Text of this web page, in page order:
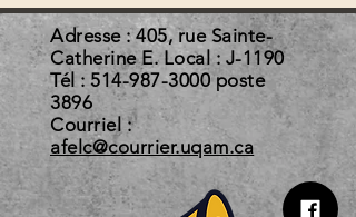
Adresse : 405, rue Sainte-
Catherine E. Local : J-1190
Tél :514-987-3000poste
3896
Courriel :
afelc@courrier.uqam.ca